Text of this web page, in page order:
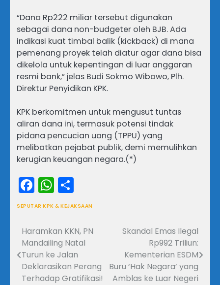
“Dana Rp222 miliar tersebut digunakan
sebagai dana non-budgeter oleh BJB. Ada
indikasi kuat timbal balik (kickback) di mana
pemenang proyek telah diatur agar dana bisa
dikelola untuk kepentingan di luar anggaran
resmi bank,” jelas Budi Sokmo Wibowo, Plh.
Direktur Penyidikan KPK.
KPK berkomitmen untuk mengusut tuntas
aliran dana ini, termasuk potensi tindak
pidana pencucian uang (TPPU) yang
melibatkan pejabat publik, demi memulihkan
kerugian keuangan negara.(*)
Facebook
WhatsApp
SEPUTAR KPK & KEJAKSAAN
Navigasi
pos
Haramkan KKN, PN
Mandailing Natal
Turun ke Jalan
Deklarasikan Perang
Terhadap Gratifikasi!
Skandal Emas Ilegal
Rp992 Triliun:
Kementerian ESDM
Buru ‘Hak Negara’ yang
Amblas ke Luar Negeri